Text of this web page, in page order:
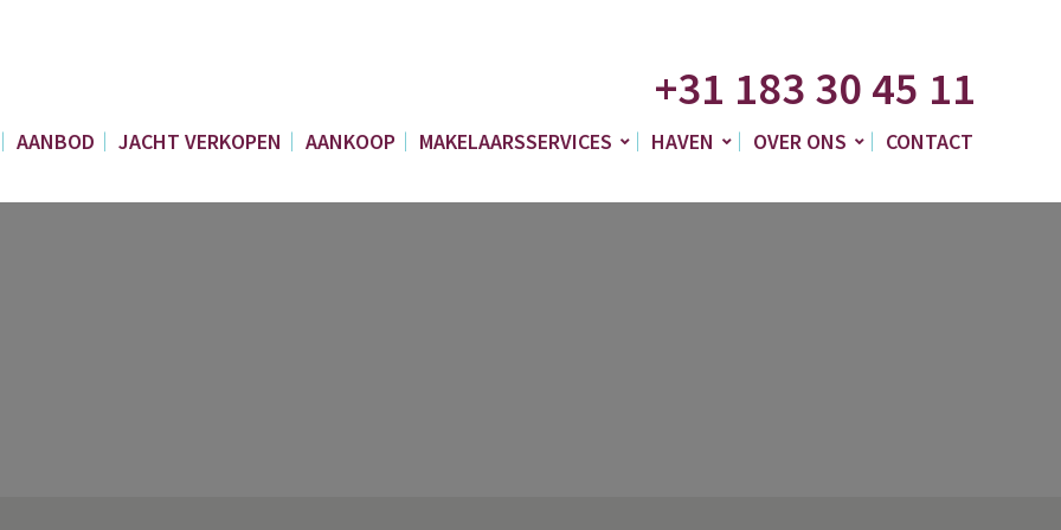
+31 183 30 45 11
AANBOD JACHT VERKOPEN AANKOOP MAKELAARSSERVICES HAVEN OVER ONS CONTACT